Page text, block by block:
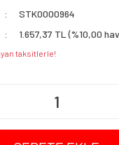
STK0000964
1.657,37 TL (%10,00
taksitlerle!